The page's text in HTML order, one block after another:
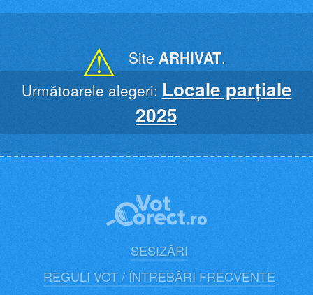
⚠ Site ARHIVAT.
Următoarele alegeri: Locale parțiale
2025
SESIZĂRI
REGULI VOT / ÎNTREBĂRI FRECVENTE